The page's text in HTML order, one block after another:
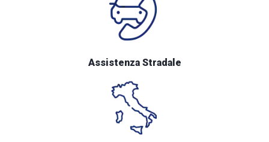
Assistenza Stradale